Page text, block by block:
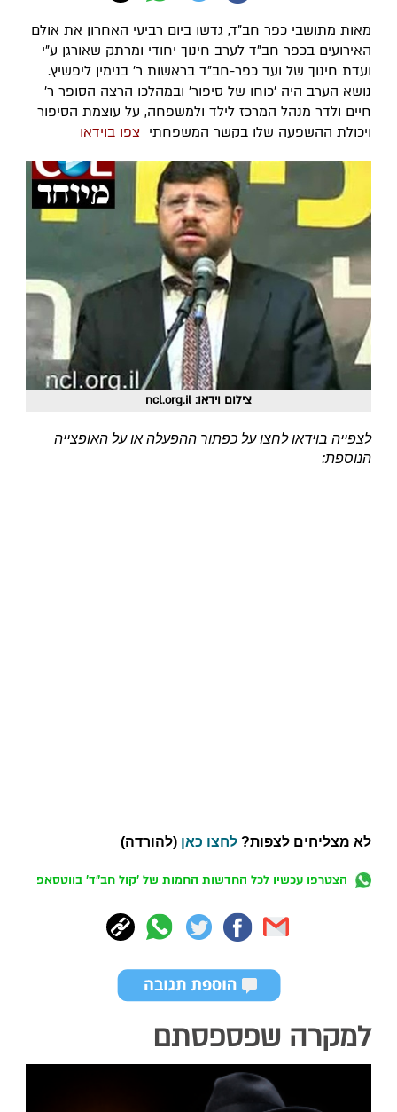
מאות מתושבי כפר חב"ד, גדשו ביום רביעי האחרון את אולם
האירועים בכפר חב"ד לערב חינוך יחודי ומרתק שאורגן ע"י
ועדת חינוך של ועד כפר-חב"ד בראשות ר' בנימין ליפשיץ.
נושא הערב היה 'כוחו של סיפור' ובמהלכו הרצה הסופר ר'
חיים ולדר מנהל המרכז לילד ולמשפחה, על עוצמת הסיפור
ויכולת ההשפעה שלו בקשר המשפחתי צפו בוידאו
צילום וידאו: ncl.org.il
לצפייה בוידאו לחצו על כפתור ההפעלה או על האופצייה
הנוספת:
לא מצליחים לצפות? לחצו כאן (להורדה)
הצטרפו עכשיו לכל החדשות החמות של 'קול חב"ד' בווטסאפ
למקרה שפספסתם